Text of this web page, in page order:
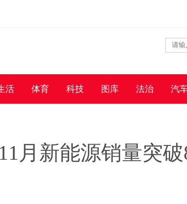
活 体育 科技 图库 法治 汽
月新能源销量突